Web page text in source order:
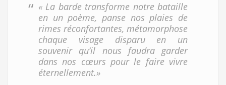
« La barde transforme notre bataille
en un poème, panse nos plaies de
rimes réconfortantes, métamorphose
chaque visage disparu en un
souvenir qu’il nous faudra garder
dans nos cœurs pour le faire vivre
éternellement.»